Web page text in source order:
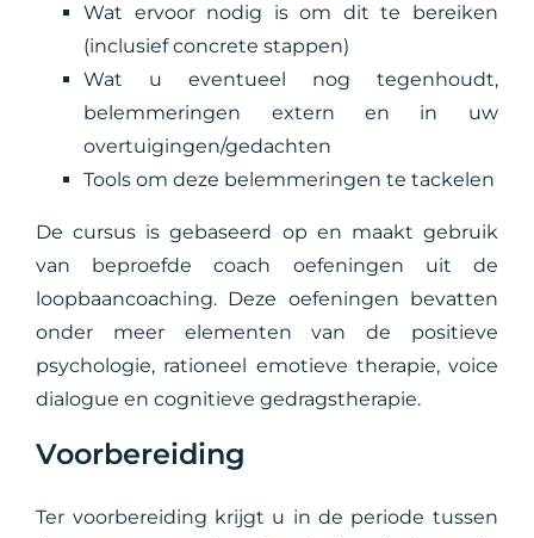
Wat ervoor nodig is om dit te bereiken
(inclusief concrete stappen)
Wat u eventueel nog tegenhoudt,
belemmeringen extern en in uw
overtuigingen/gedachten
Tools om deze belemmeringen te tackelen
De cursus is gebaseerd op en maakt gebruik
van beproefde coach oefeningen uit de
loopbaancoaching. Deze oefeningen bevatten
onder meer elementen van de positieve
psychologie, rationeel emotieve therapie, voice
dialogue en cognitieve gedragstherapie.
Voorbereiding
Ter voorbereiding krijgt u in de periode tussen